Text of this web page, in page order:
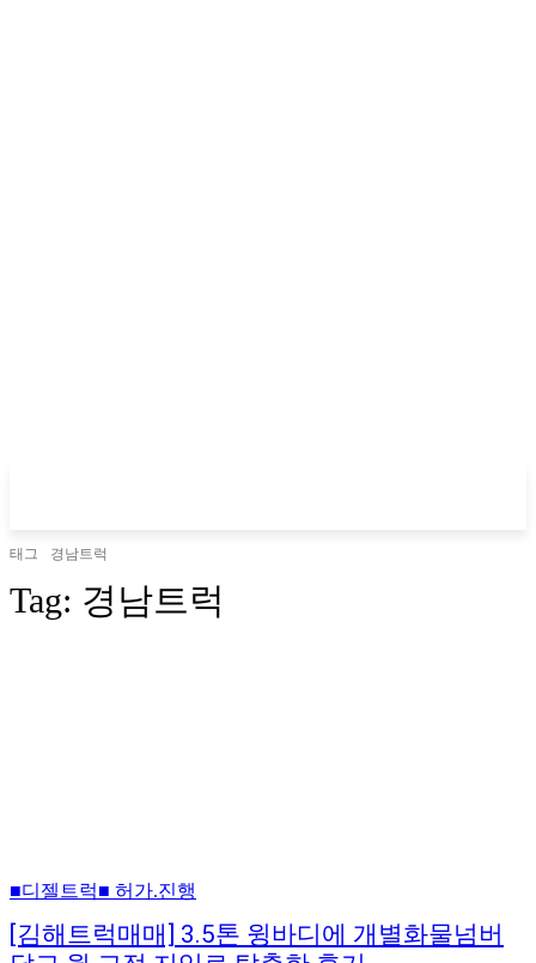
태그 경남트럭
Tag: 경남트럭
■디젤트럭■ 허가.진행
[김해트럭매매] 3.5톤 윙바디에 개별화물넘버